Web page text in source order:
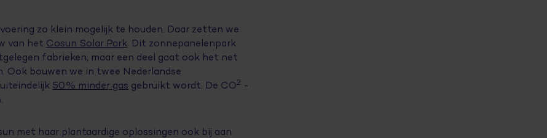
zo klein mogelijk te houden. Daar zetten we
van het Cosun Solar Park. Dit zonnepanelenpark
fabrieken, maar een deel gaat ook het net
Ook bouwen we in twee Nederlandse
50% minder gas gebruikt wordt. De CO2 -
met haar plantaardige oplossingen ook bij aan